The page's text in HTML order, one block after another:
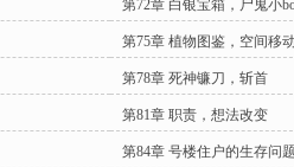
第72章 白银宝箱，尸鬼小
第75章 植物图鉴，空间移动
第78章 死神镰刀，斩首
第81章 职责，想法改变
第84章 号楼住户的生存问